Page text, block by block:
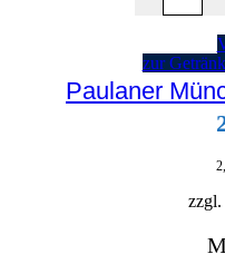
zur
Paulaner
zzgl.